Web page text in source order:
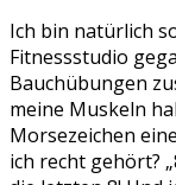
Ich bin natürlich
Fitnessstudio
Bauchübungen
meine Muskeln
Morsezeichen
ich recht gehört?